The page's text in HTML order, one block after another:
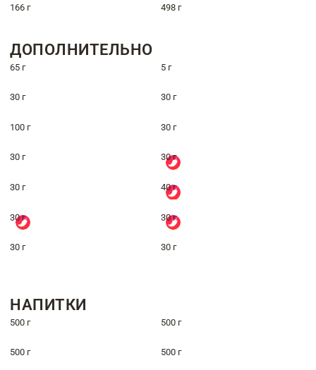
166 г 498 г
ДОПОЛНИТЕЛЬНО
65 г 5 г
30 г 30 г
100 г 30 г
30 г 30 г
30 г 40 г
30 г 30 г
30 г 30 г
НАПИТКИ
500 г 500 г
500 г 500 г